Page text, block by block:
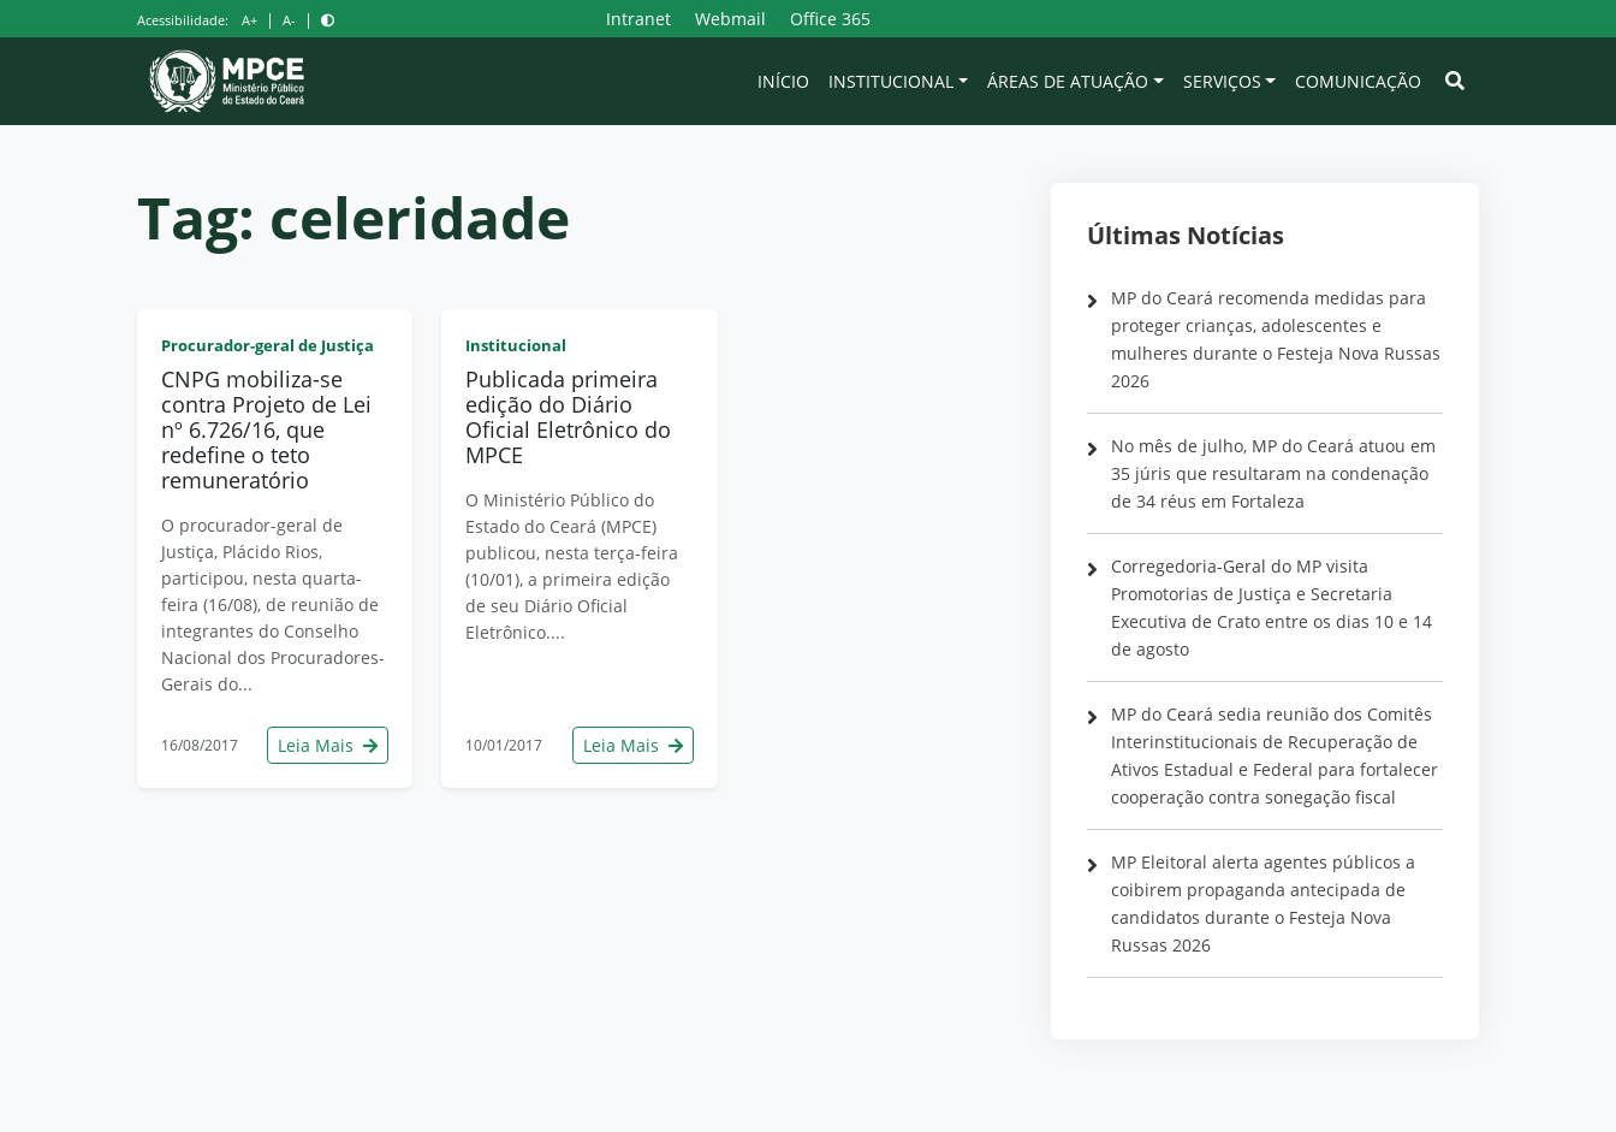
para
Acessibilidade: A+ | A- | Intranet Webmail Office 365
INÍCIO INSTITUCIONAL ÁREAS DE ATUAÇÃO SERVIÇOS COMUNICAÇÃO
Tag: celeridade
Procurador-geral de Justiça
CNPG mobiliza-se
contra Projeto de Lei
nº 6.726/16, que
redefine o teto
remuneratório
O procurador-geral de
Justiça, Plácido Rios,
participou, nesta quarta-
feira (16/08), de reunião de
integrantes do Conselho
Nacional dos Procuradores-
Gerais do...
16/08/2017 Leia Mais
Institucional
Publicada primeira
edição do Diário
Oficial Eletrônico do
MPCE
O Ministério Público do
Estado do Ceará (MPCE)
publicou, nesta terça-feira
(10/01), a primeira edição
de seu Diário Oficial
Eletrônico....
10/01/2017 Leia Mais
Últimas Notícias
MP do Ceará recomenda medidas para
proteger crianças, adolescentes e
mulheres durante o Festeja Nova Russas
2026
No mês de julho, MP do Ceará atuou em
35 júris que resultaram na condenação
de 34 réus em Fortaleza
Corregedoria-Geral do MP visita
Promotorias de Justiça e Secretaria
Executiva de Crato entre os dias 10 e 14
de agosto
MP do Ceará sedia reunião dos Comitês
Interinstitucionais de Recuperação de
Ativos Estadual e Federal para fortalecer
cooperação contra sonegação fiscal
MP Eleitoral alerta agentes públicos a
coibirem propaganda antecipada de
candidatos durante o Festeja Nova
Russas 2026